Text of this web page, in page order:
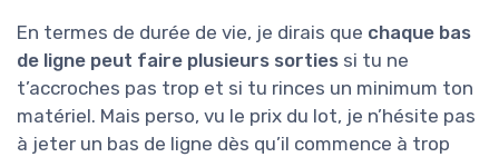
En termes de durée de vie, je dirais que chaque bas
de ligne peut faire plusieurs sorties si tu ne
t’accroches pas trop et si tu rinces un minimum ton
matériel. Mais perso, vu le prix du lot, je n’hésite pas
à jeter un bas de ligne dès qu’il commence à trop